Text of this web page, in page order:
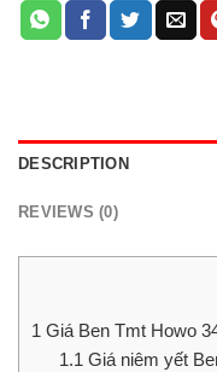
DESCRIPTION
REVIEWS (0)
1 Giá Ben Tmt Howo
1.1Giá niêm yết